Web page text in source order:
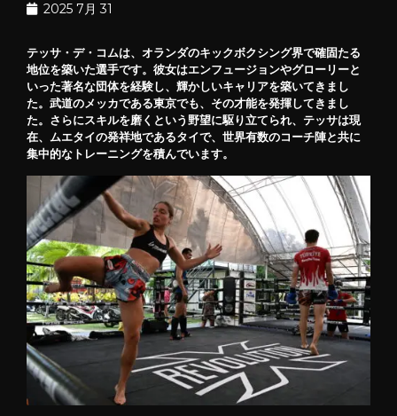
2025 7月 31
テッサ・デ・コムは、オランダのキックボクシング界で確固たる
地位を築いた選手です。彼女はエンフュージョンやグローリーと
いった著名な団体を経験し、輝かしいキャリアを築いてきまし
た。武道のメッカである東京でも、その才能を発揮してきまし
た。さらにスキルを磨くという野望に駆り立てられ、テッサは現
在、ムエタイの発祥地であるタイで、世界有数のコーチ陣と共に
集中的なトレーニングを積んでいます。